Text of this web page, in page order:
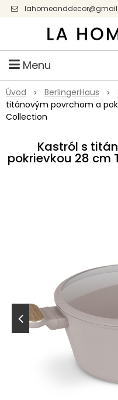
Menu
Úvod BerlingerHaus
titánovým povrchom a
Collection
Kastról s
pokrievkou 28 cm